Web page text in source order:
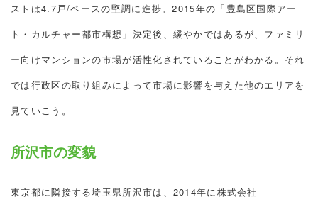
ストは4.7戸/ペースの堅調に進捗。2015年の「豊島区国際アー
ト・カルチャー都市構想」決定後、緩やかではあるが、ファミリ
ー向けマンションの市場が活性化されていることがわかる。それ
では行政区の取り組みによって市場に影響を与えた他のエリアを
見ていこう。
所沢市の変貌
東京都に隣接する埼玉県所沢市は、2014年に株式会社